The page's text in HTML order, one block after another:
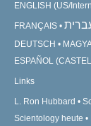
ENGLISH (US/
FRANÇAIS
DEUTSCH
ESPAÑOL
Links
L. Ron Hubbard
Scientology heute